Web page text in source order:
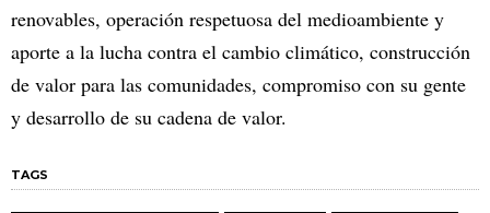
renovables, operación respetuosa del medioambiente y
aporte a la lucha contra el cambio climático, construcción
de valor para las comunidades, compromiso con su gente
y desarrollo de su cadena de valor.
TAGS